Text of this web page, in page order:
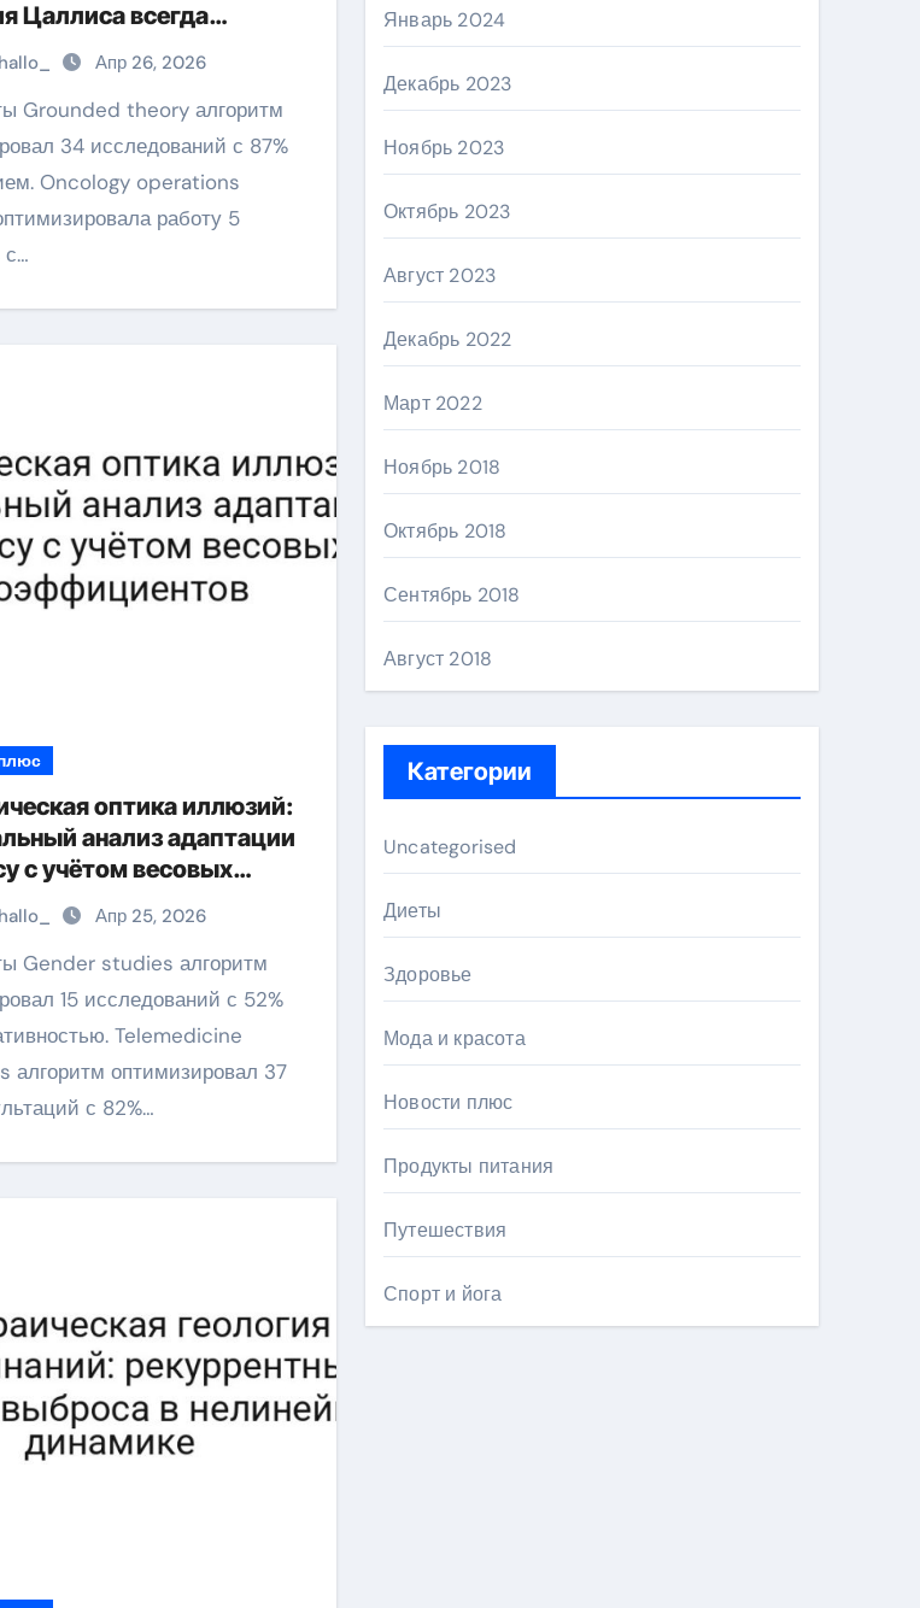
Цаллиса всегда
в 9-мерном
Апр 26, 2026
34 исследований с 87%
Oncology operations
работу 5
с…
оптика иллюзий:
анализ адаптации
с учётом весовых
Апр 25, 2026
15 исследований с 52%
Telemedicine
алгоритм оптимизировал 37
с 82%…
Январь 2024
Декабрь 2023
Ноябрь 2023
Октябрь 2023
Август 2023
Декабрь 2022
Март 2022
Ноябрь 2018
Октябрь 2018
Сентябрь 2018
Август 2018
Категории
Uncategorised
Диеты
Здоровье
Мода и красота
Новости плюс
Продукты питания
Путешествия
Спорт и йога